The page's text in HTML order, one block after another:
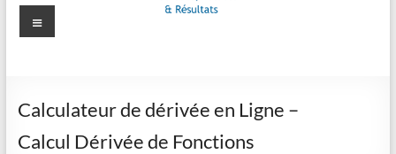
Piger-
lesmaths
Menu
Calculateur de dérivée en Ligne –
Calcul Dérivée de Fonctions